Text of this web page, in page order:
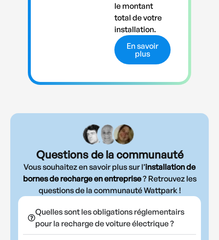
le montant
total de votre
installation.
En savoir
plus
Questions de la communauté
Vous souhaitez en savoir plus sur l’installation de
bornes de recharge en entreprise? Retrouvez les
questions de la communauté Wattpark !
Quelles sont les obligations réglementairs
pour la recharge de voiture électrique ?